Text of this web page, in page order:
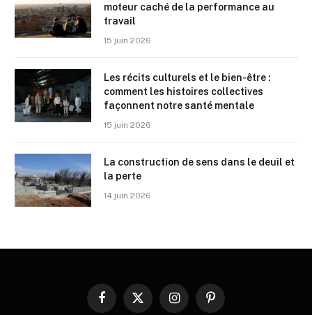
moteur caché de la performance au
travail
15 juin 2026
Les récits culturels et le bien-être :
comment les histoires collectives
façonnent notre santé mentale
15 juin 2026
La construction de sens dans le deuil et
la perte
14 juin 2026
Facebook
X
InstagramPinterest